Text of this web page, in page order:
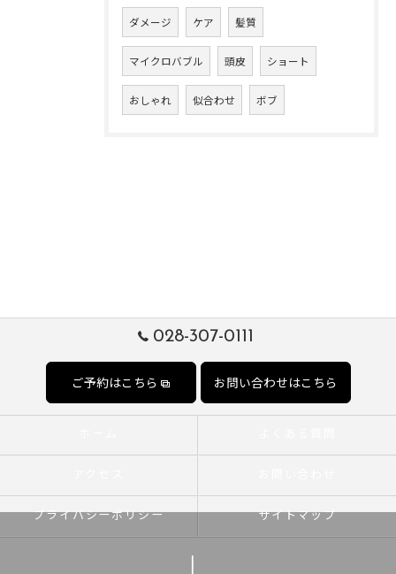
ダメージ ケア 髪質
マイクロバブル 頭皮 ショート
おしゃれ 似合わせ ボブ
028-307-0111
ご予約はこちら お問い合わせはこちら
プライバシーポリシー サイトマップ